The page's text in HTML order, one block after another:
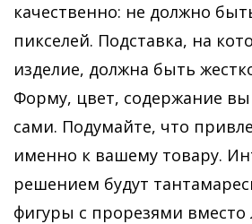
качественно: не должно
пикселей. Подставка, на
изделие, должна быть
Форму, цвет, содержание
сами. Подумайте, что
именно к вашему товару.
решением будут
фигуры с прорезями